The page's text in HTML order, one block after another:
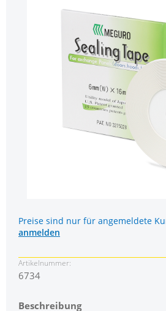
Preise sind nur für angemeldete
anmelden
Artikelnummer:
6734
Beschreibung